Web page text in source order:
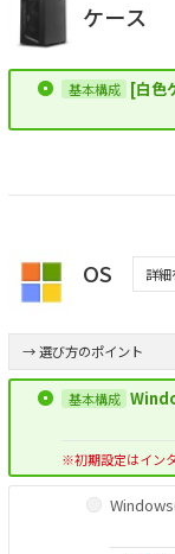
ケース
[白色
OS 詳細
→ 選び方のポイント
※初期設定はイン